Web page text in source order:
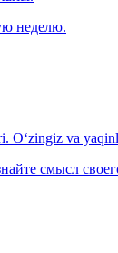
неделю.
O‘zingiz va
смысл